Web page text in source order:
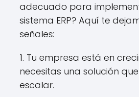
adecuado para
sistema ERP? Aquí te
señales:
1. Tu empresa está en
necesitas una solución
escalar.